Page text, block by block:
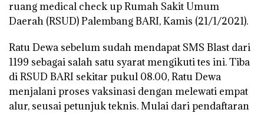
ruang medical check up Rumah Sakit Umum
Daerah (RSUD) Palembang BARI, Kamis (21/1/2021).
Ratu Dewa sebelum sudah mendapat SMS Blast dari
1199 sebagai salah satu syarat mengikuti tes ini. Tiba
di RSUD BARI sekitar pukul 08.00, Ratu Dewa
menjalani proses vaksinasi dengan melewati empat
alur, seusai petunjuk teknis. Mulai dari pendaftaran